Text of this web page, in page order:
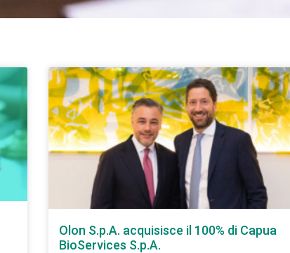
Olon S.p.A. acquisisce il 100% di Capua
BioServices S.p.A.